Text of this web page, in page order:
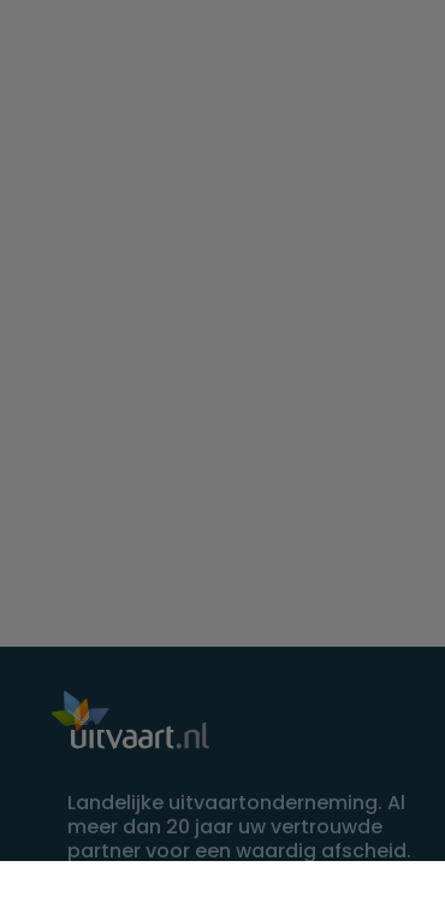
Landelijke uitvaartonderneming. Al
meer dan 20 jaar uw vertrouwde
partner voor een waardig afscheid.